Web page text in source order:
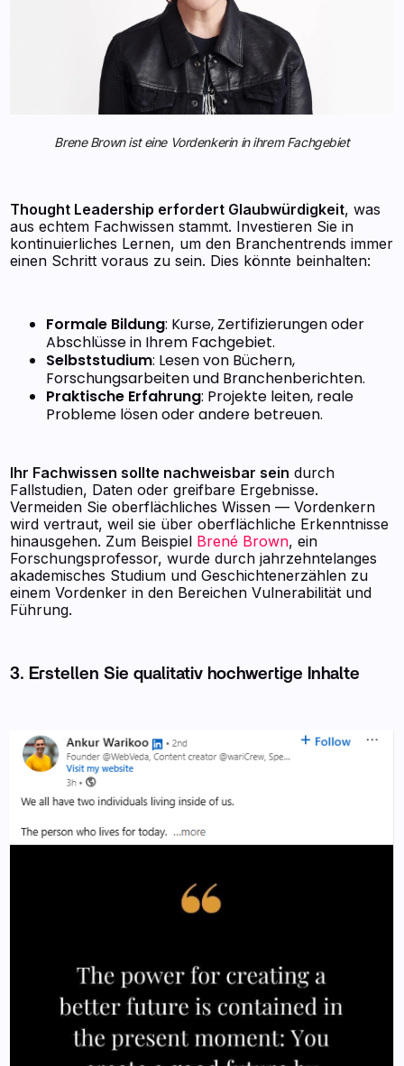
Brene Brown ist eine Vordenkerin in ihrem Fachgebiet
Thought Leadership erfordert Glaubwürdigkeit, was
aus echtem Fachwissen stammt. Investieren Sie in
kontinuierliches Lernen, um den Branchentrends immer
einen Schritt voraus zu sein. Dies könnte beinhalten:
Formale Bildung: Kurse, Zertifizierungen oder
Abschlüsse in Ihrem Fachgebiet.
Selbststudium: Lesen von Büchern,
Forschungsarbeiten und Branchenberichten.
Praktische Erfahrung: Projekte leiten, reale
Probleme lösen oder andere betreuen.
Ihr Fachwissen sollte nachweisbar sein durch
Fallstudien, Daten oder greifbare Ergebnisse.
Vermeiden Sie oberflächliches Wissen — Vordenkern
wird vertraut, weil sie über oberflächliche Erkenntnisse
hinausgehen. Zum Beispiel Brené Brown, ein
Forschungsprofessor, wurde durch jahrzehntelanges
akademisches Studium und Geschichtenerzählen zu
einem Vordenker in den Bereichen Vulnerabilität und
Führung.
3. Erstellen Sie qualitativ hochwertige Inhalte